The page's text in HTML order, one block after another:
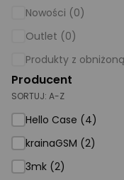
Sport i turystyka
Zabawki i dziecko
Supermarket
Strefa marek
Nowości (0)
Outlet (0)
Produkty z
Producent
SORTUJ: A-Z
Hello Case (4)
krainaGSM (2)
3mk (2)